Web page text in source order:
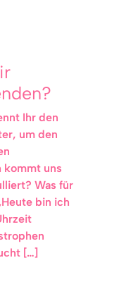
Ihr den
um den
kommt uns
Was für
bin ich
[…]